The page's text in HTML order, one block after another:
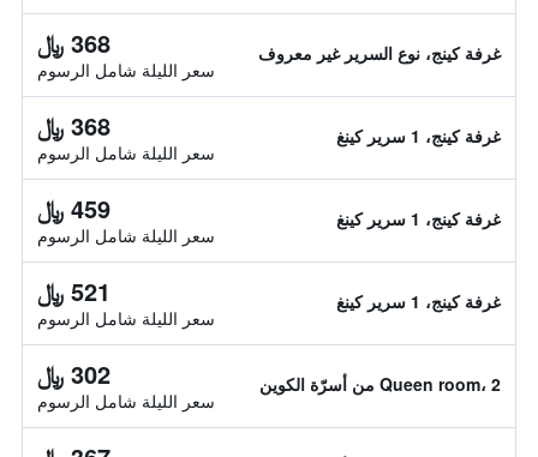
غرفة كينج، نوع السرير غير معروف 368 ﷼
سعر الليلة شامل الرسوم
غرفة كينج، 1 سرير كينغ 368 ﷼
سعر الليلة شامل الرسوم
غرفة كينج، 1 سرير كينغ 459 ﷼
سعر الليلة شامل الرسوم
غرفة كينج، 1 سرير كينغ 521 ﷼
سعر الليلة شامل الرسوم
Queen room، 2 من أسرّة الكوين 302 ﷼
سعر الليلة شامل الرسوم